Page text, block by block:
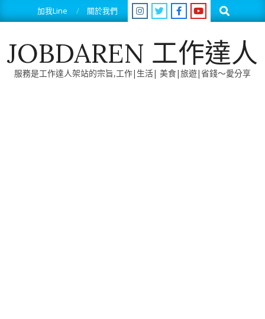
to
加我Line 關於我們 Search
JOBDAREN 工作達人
服務是工作達人架站的宗旨,工作|生活| 美食|旅遊|省錢～愛分享